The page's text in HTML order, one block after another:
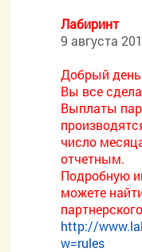
Лабиринт
9 августа
Добрый
Вы все
Выплаты
число
отчетным.
Подробную
можете
http://
w=rules